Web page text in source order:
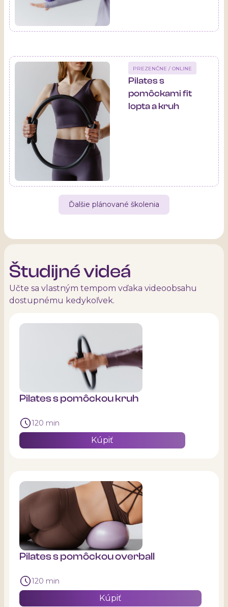
PREZENČNE / ONLINE
Pilates s
pomôckami fit
lopta a kruh
Ďalšie plánované školenia
Študijné videá
Učte sa vlastným tempom vďaka videoobsahu
dostupnému kedykoľvek.
Pilates s pomôckou kruh
120 min
Kúpiť
Pilates s pomôckou overball
120 min
Kúpiť